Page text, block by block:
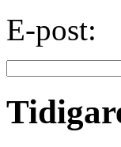
E-post: